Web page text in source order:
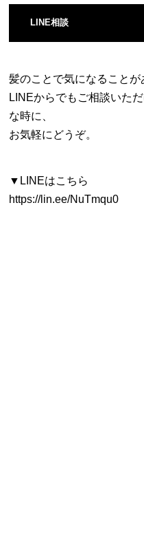
LINE相談
髪のことで気になることが
LINEからでもご相談いた
な時に、
お気軽にどうぞ。
▼LINEはこちら
https://lin.ee/NuTmqu0